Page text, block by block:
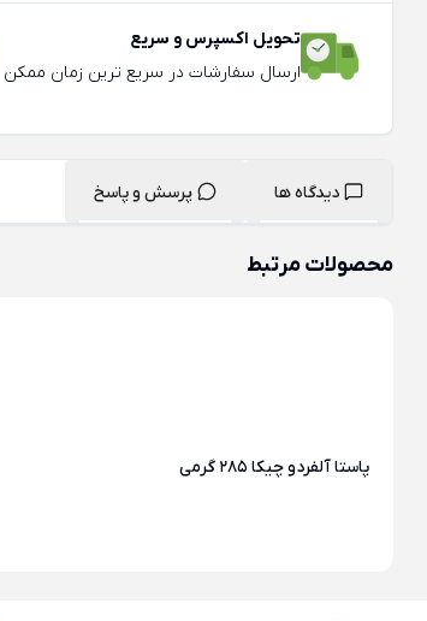
تحویل اکسپرس و سریع
ارسال سفارشات در سریع ترین زمان ممکن
دیدگاه ها پرسش و پاسخ
محصولات مرتبط
پاستا آلفردو چیکا 285 گرمی